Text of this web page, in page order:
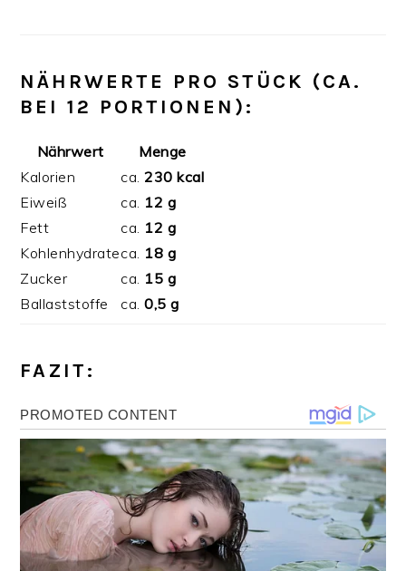
NÄHRWERTE PRO STÜCK (CA.
BEI 12 PORTIONEN):
Nährwert
Menge
Kalorien
ca.230 kcal
Eiweiß
ca. 12 g
Fett
ca. 12 g
Kohlenhydrateca. 18 g
Zucker
ca. 15 g
Ballaststoffe
ca.0,5 g
FAZIT: